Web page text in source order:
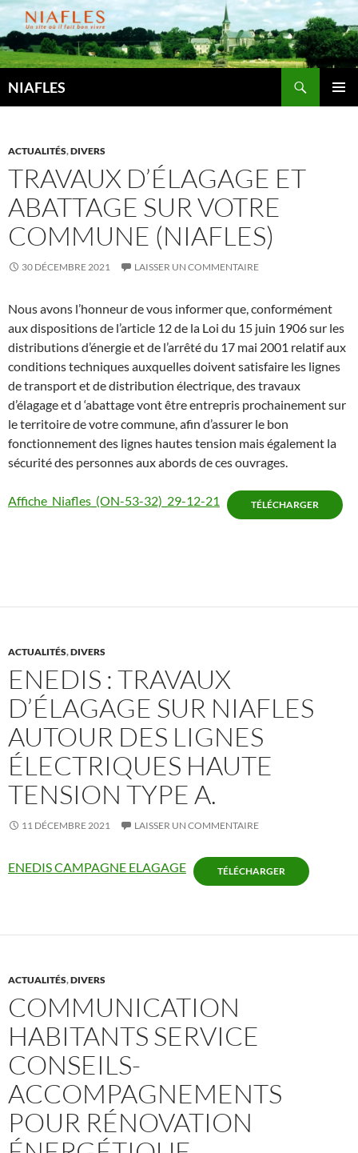
Aller
au
contenu
NIAFLES
ACTUALITÉS,DIVERS
TRAVAUX D’ÉLAGAGE ET
ABATTAGE SUR VOTRE
COMMUNE (NIAFLES)
30 DÉCEMBRE 2021 LAISSER UN COMMENTAIRE
Nous avons l’honneur de vous informer que, conformément
aux dispositions de l’article 12 de la Loi du 15 juin 1906 sur les
distributions d’énergie et de l’arrêté du 17 mai 2001 relatif aux
conditions techniques auxquelles doivent satisfaire les lignes
de transport et de distribution électrique, des travaux
d’élagage et d ‘abattage vont être entrepris prochainement sur
le territoire de votre commune, afin d’assurer le bon
fonctionnement des lignes hautes tension mais également la
sécurité des personnes aux abords de ces ouvrages.
Affiche_Niafles_(ON-53-32)_29-12-21 TÉLÉCHARGER
ACTUALITÉS,DIVERS
ENEDIS : TRAVAUX
D’ÉLAGAGE SUR NIAFLES
AUTOUR DES LIGNES
ÉLECTRIQUES HAUTE
TENSION TYPE A.
11 DÉCEMBRE 2021 LAISSER UN COMMENTAIRE
ENEDIS CAMPAGNE ELAGAGE TÉLÉCHARGER
ACTUALITÉS,DIVERS
COMMUNICATION
HABITANTS SERVICE
CONSEILS-
ACCOMPAGNEMENTS
POUR RÉNOVATION